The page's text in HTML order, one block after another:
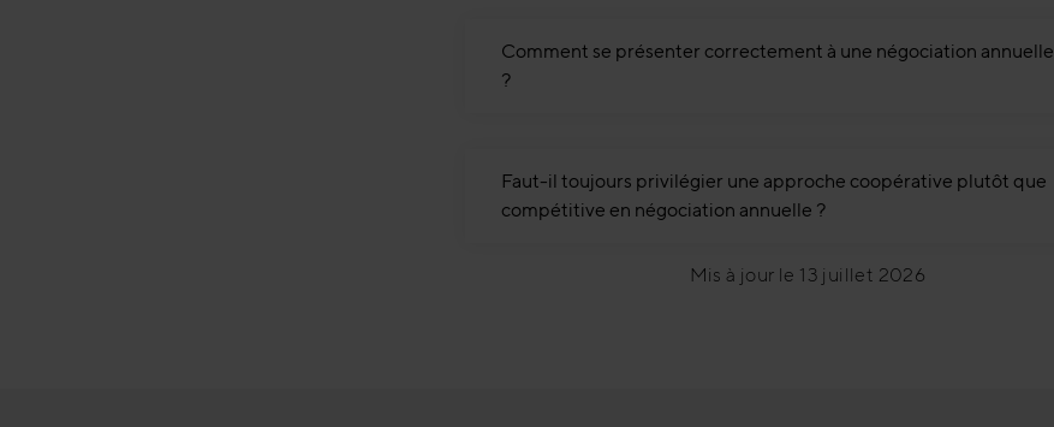
Comment se présenter correctement à une négociation annuelle
?
Faut-il toujours privilégier une approche coopérative plutôt que
compétitive en négociation annuelle ?
Mis à jour le 13 juillet 2026